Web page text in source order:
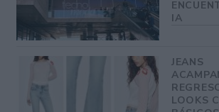
IA
JEANS
LOOKS